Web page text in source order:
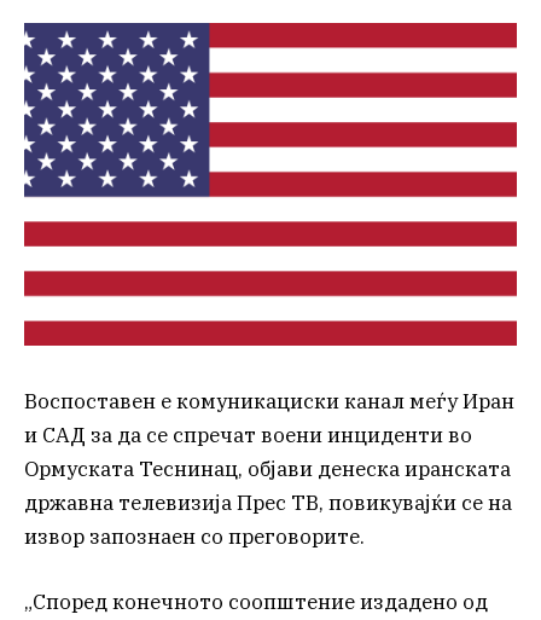
Воспоставен е комуникациски канал меѓу Иран
и САД за да се спречат воени инциденти во
Ормуската Теснинац, објави денеска иранската
државна телевизија Прес ТВ, повикувајќи се на
извор запознаен со преговорите.
„Според конечното соопштение издадено од